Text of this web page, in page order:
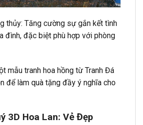
thủy: Tăng cường sự gắn kết tình
đình, đặc biệt phù hợp với phòng
mẫu tranh hoa hồng từ Tranh Đá
để làm quà tặng đầy ý nghĩa cho
3D Hoa Lan: Vẻ Đẹp